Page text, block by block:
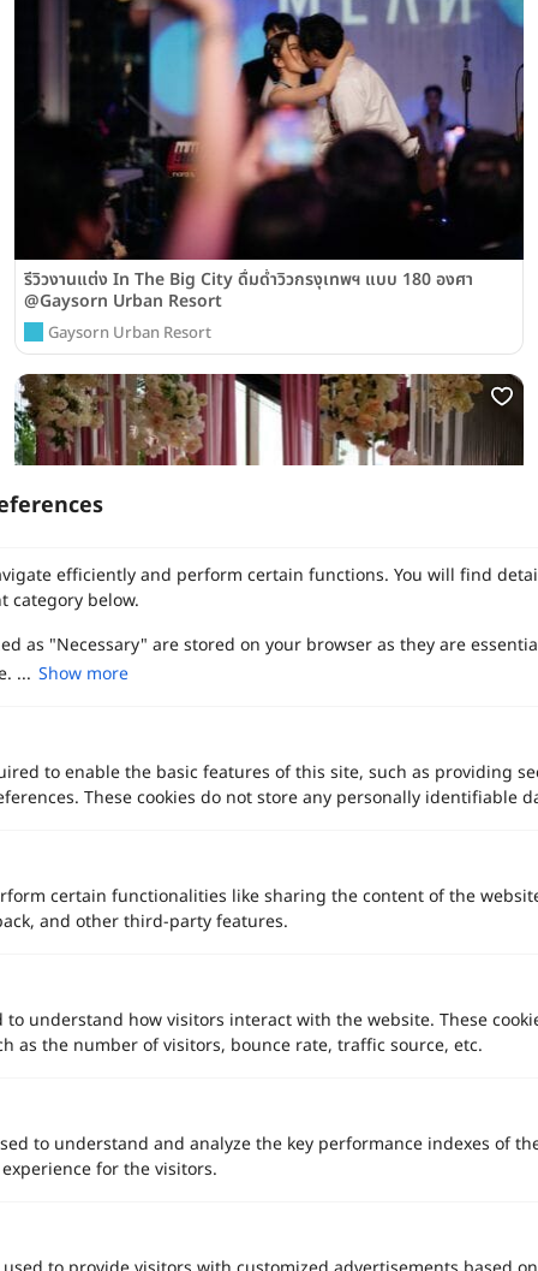
efficiently and perform certain functions. You will find
category below.
as "Necessary" are stored on your browser as they are
... Show more
to enable the basic features of this site, such as providing
These cookies do not store any personally identifiable
certain functionalities like sharing the content of the
and other third-party features.
to understand how visitors interact with the website. These
as the number of visitors, bounce rate, traffic source, etc.
to understand and analyze the key performance indexes of
for the visitors.
รีวิวงานแต่ง In The Big City ดื่มด่ำวิวกรงุเทพฯ แบบ 180 องศา
@Gaysorn Urban Resort
Gaysorn Urban Resort
รีวิวแต่งงาน Concept “Light in the dark” @Eastin Grand
Hotel Phayathai